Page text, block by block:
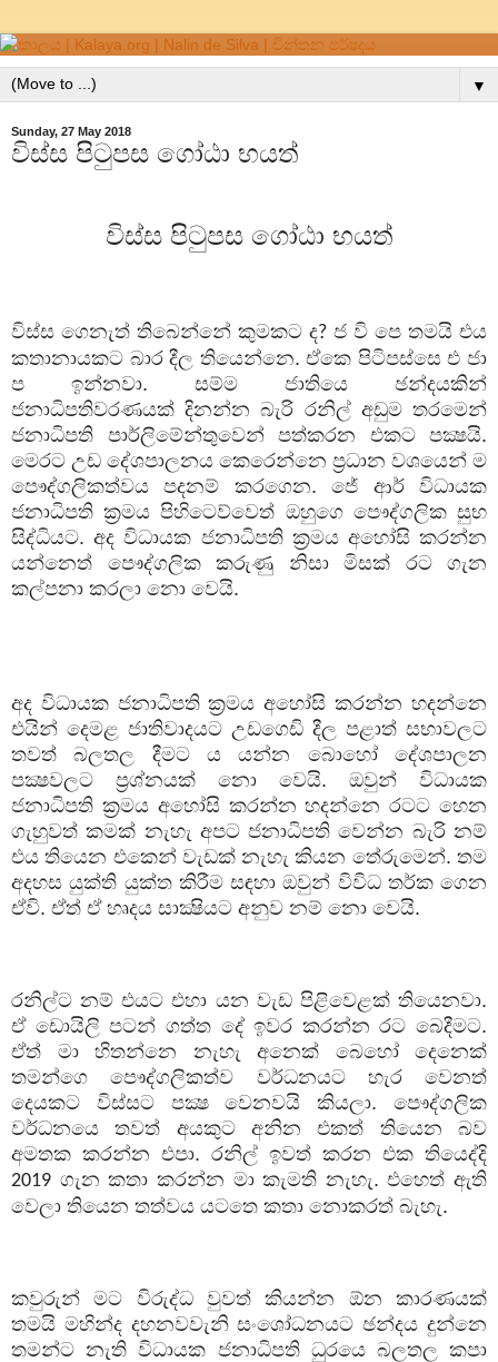
▼
Sunday, 27 May 2018
විස්ස පිටුපස ගෝඨා භයත්
විස්ස පිටුපස ගෝඨා භයත්
විස්ස ගෙනැත් තිබෙන්නේ කුමකට ද? ජ වි පෙ තමයි එය
කතානායකට බාර දීල තියෙන්නෙ. ඒකෙ පිටිපස්සෙ එ ජා
ප ඉන්නවා. සම්ම ජාතියෙ ඡන්දයකින්
ජනාධිපතිවරණයක් දිනන්න බැරි රනිල් අඩුම තරමෙන්
ජනාධිපති පාර්ලිමේන්තුවෙන් පත්කරන එකට පක්‍ෂයි.
මෙරට උඩ දේශපාලනය කෙරෙන්නෙ ප්‍රධාන වශයෙන් ම
පෞද්ගලිකත්වය පදනම් කරගෙන. ජේ ආර් විධායක
ජනාධිපති ක්‍රමය පිහිටෙව්වෙත් ඔහුගෙ පෞද්ගලික සුභ
සිද්ධියට. අද විධායක ජනාධිපති ක්‍රමය අහෝසි කරන්න
යන්නෙත් පෞද්ගලික කරුණු නිසා මිසක් රට ගැන
කල්පනා කරලා නො වෙයි.
අද විධායක ජනාධිපති ක්‍රමය අහෝසි කරන්න හදන්නෙ
එයින් දෙමළ ජාතිවාදයට උඩගෙඩි දීල පළාත් සභාවලට
තවත් බලතල දීමට ය යන්න බොහෝ දේශපාලන
පක්‍ෂවලට ප්‍රශ්නයක් නො වෙයි. ඔවුන් විධායක
ජනාධිපති ක්‍රමය අහෝසි කරන්න හදන්නෙ රටට හෙන
ගැහුවත් කමක් නැහැ අපට ජනාධිපති වෙන්න බැරි නම්
එය තියෙන එකෙන් වැඩක් නැහැ කියන තේරුමෙන්. තම
අදහස යුක්ති යුක්ත කිරීම සඳහා ඔවුන් විවිධ තර්ක ගෙන
ඒවි. ඒත් ඒ හෘදය සාක්‍ෂියට අනුව නම් නො වෙයි.
රනිල්ට නම් එයට එහා යන වැඩ පිළිවෙළක් තියෙනවා.
ඒ ඩොයිලි පටන් ගත්ත දේ ඉවර කරන්න රට බෙදීමට.
ඒත් මා හිතන්නෙ නැහැ අනෙක් බෙහෝ දෙනෙක්
තමන්ගෙ පෞද්ගලිකත්ව වර්ධනයට හැර වෙනත්
දෙයකට විස්සට පක්‍ෂ වෙනවයි කියලා. පෞද්ගලික
වර්ධනයෙ තවත් අයකුට අනින එකත් තියෙන බව
අමතක කරන්න එපා. රනිල් ඉවත් කරන එක තියෙද්දි
2019 ගැන කතා කරන්න මා කැමති නැහැ. එහෙත් ඇති
වෙලා තියෙන තත්වය යටතෙ කතා නොකරත් බැහැ.
කවුරුන් මට විරුද්ධ වුවත් කියන්න ඕන කාරණයක්
තමයි මහින්ද දහනවවැනි සංශෝධනයට ඡන්දය දුන්නෙ
තමන්ට නැති විධායක ජනාධිපති ධුරයෙ බලතල කපා